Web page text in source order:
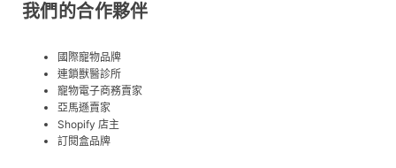
我們的合作夥伴
國際寵物品牌
連鎖獸醫診所
寵物電子商務賣家
亞馬遜賣家
Shopify 店主
訂閱盒品牌